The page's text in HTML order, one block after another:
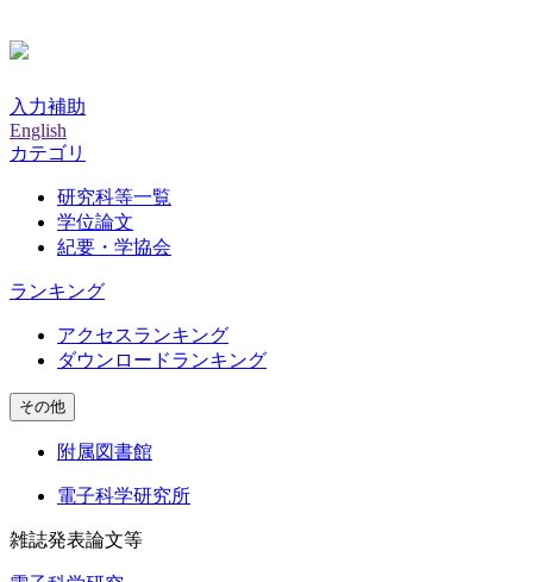
入力補助
English
カテゴリ
研究科等一覧
学位論文
紀要・学協会
ランキング
アクセスランキング
ダウンロードランキング
その他
附属図書館
電子科学研究所
雑誌発表論文等